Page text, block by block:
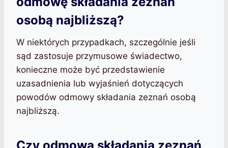
osobą najbliższą?
W niektórych przypadkach, szczególnie jeśli
sąd zastosuje przymusowe świadectwo,
konieczne może być przedstawienie
uzasadnienia lub wyjaśnień dotyczących
powodów odmowy składania zeznań osobą
najbliższą.